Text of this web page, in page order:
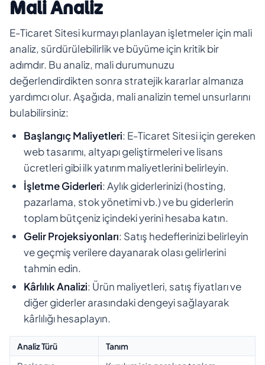
Mali Analiz
E-Ticaret Sitesi kurmayı planlayan işletmeler için mali
analiz, sürdürülebilirlik ve büyüme için kritik bir
adımdır. Bu analiz, mali durumunuzu
değerlendirdikten sonra stratejik kararlar almanıza
yardımcı olur. Aşağıda, mali analizin temel unsurlarını
bulabilirsiniz:
Başlangıç Maliyetleri: E-Ticaret Sitesi için gereken
web tasarımı, altyapı geliştirmeleri ve lisans
ücretleri gibi ilk yatırım maliyetlerini belirleyin.
İşletme Giderleri: Aylık giderlerinizi (hosting,
pazarlama, stok yönetimi vb.) ve bu giderlerin
toplam bütçeniz içindeki yerini hesaba katın.
Gelir Projeksiyonları: Satış hedeflerinizi belirleyin
ve geçmiş verilere dayanarak olası gelirlerini
tahmin edin.
Kârlılık Analizi: Ürün maliyetleri, satış fiyatları ve
diğer giderler arasındaki dengeyi sağlayarak
kârlılığı hesaplayın.
Analiz Türü
Tanım